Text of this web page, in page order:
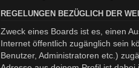
REGELUNGEN BEZÜGLICH DER
Zweck eines Boards ist es, einen
Internet öffentlich zugänglich sein
Benutzer, Administratoren etc.)